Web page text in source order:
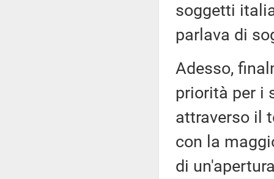
soggetti
parlava di
Adesso,
priorità per i
attraverso il
con la
di